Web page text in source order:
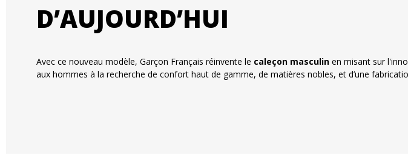
D’AUJOURD’HUI
Avec ce nouveau modèle, Garçon Français réinvente le caleçon masculin en misant sur
aux hommes à la recherche de confort haut de gamme, de matières nobles, et d’une